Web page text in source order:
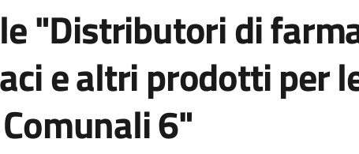
"Distributori di
e altri prodotti per
6"